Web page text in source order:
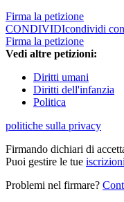
Firma la petizione
CONDIVIDIcondividi
Firma la petizione
Vedi altre petizioni:
Diritti umani
Diritti dell'infanzia
Politica
politiche sulla privacy
Firmando dichiari di
Puoi gestire le tue
Problemi nel firmare?